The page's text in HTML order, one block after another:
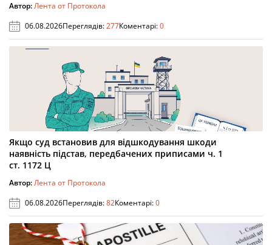
Автор:Лента от Протокола
06.08.2026Переглядів:277Коментарі:0
Якщо суд встановив для відшкодування шкоди
наявність підстав, передбачених приписами ч. 1
ст. 1172 Ц
Автор:Лента от Протокола
06.08.2026Переглядів:82Коментарі:0